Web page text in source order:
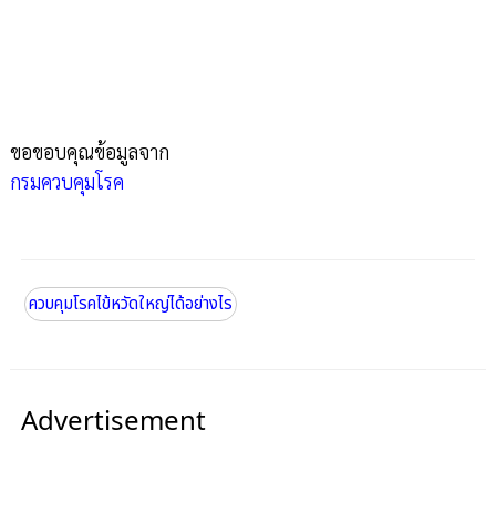
ขอขอบคุณข้อมูลจาก
กรมควบคุมโรค
ควบคุมโรคไข้หวัดใหญ่ได้อย่างไร
Advertisement